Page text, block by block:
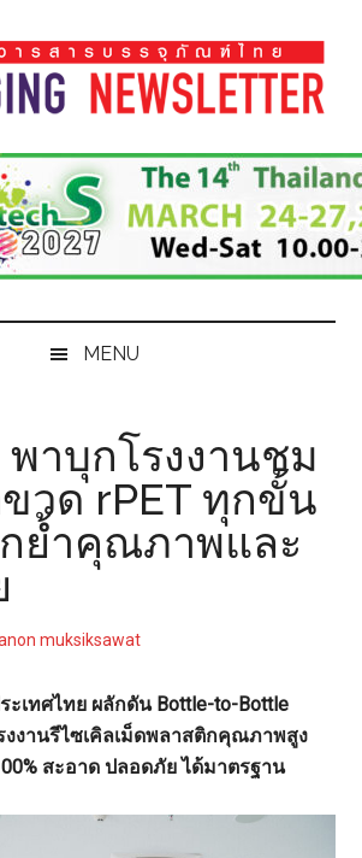
MENU
พาบุกโรงงานชม
วด rPET ทุกขั้น
ย้ำคุณภาพและ
muksiksawat
ะเทศไทย ผลักดัน Bottle-to-Bottle
งงานรีไซเคิลเม็ดพลาสติกคุณภาพสูง
สะอาด ปลอดภัย ได้มาตรฐาน